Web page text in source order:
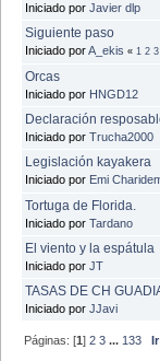
Iniciado por Javier dlp
Siguiente paso
Iniciado porA_ekis « 1 2 3
Orcas
Iniciado por HNGD12
Declaración
Iniciado por Trucha2000
Legislación kayakera
Iniciado por Emi
Tortuga de Florida.
Iniciado por Tardano
El viento y la espátula
Iniciado por JT
TASAS DE CH
Iniciado por JJavi
Páginas: [1]2 3 ...133